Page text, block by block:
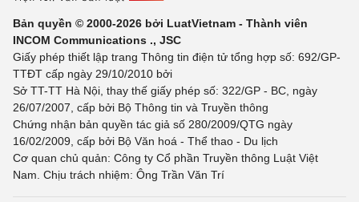
Bản quyền © 2000-2026 bởi LuatVietnam - Thành viên
INCOM Communications ., JSC
Giấy phép thiết lập trang Thông tin điện tử tổng hợp số: 692/GP-
TTĐT cấp ngày 29/10/2010 bởi
Sở TT-TT Hà Nội, thay thế giấy phép số: 322/GP - BC, ngày
26/07/2007, cấp bởi Bộ Thông tin và Truyền thông
Chứng nhận bản quyền tác giả số 280/2009/QTG ngày
16/02/2009, cấp bởi Bộ Văn hoá - Thể thao - Du lịch
Cơ quan chủ quản: Công ty Cổ phần Truyền thông Luật Việt
Nam. Chịu trách nhiệm: Ông Trần Văn Trí